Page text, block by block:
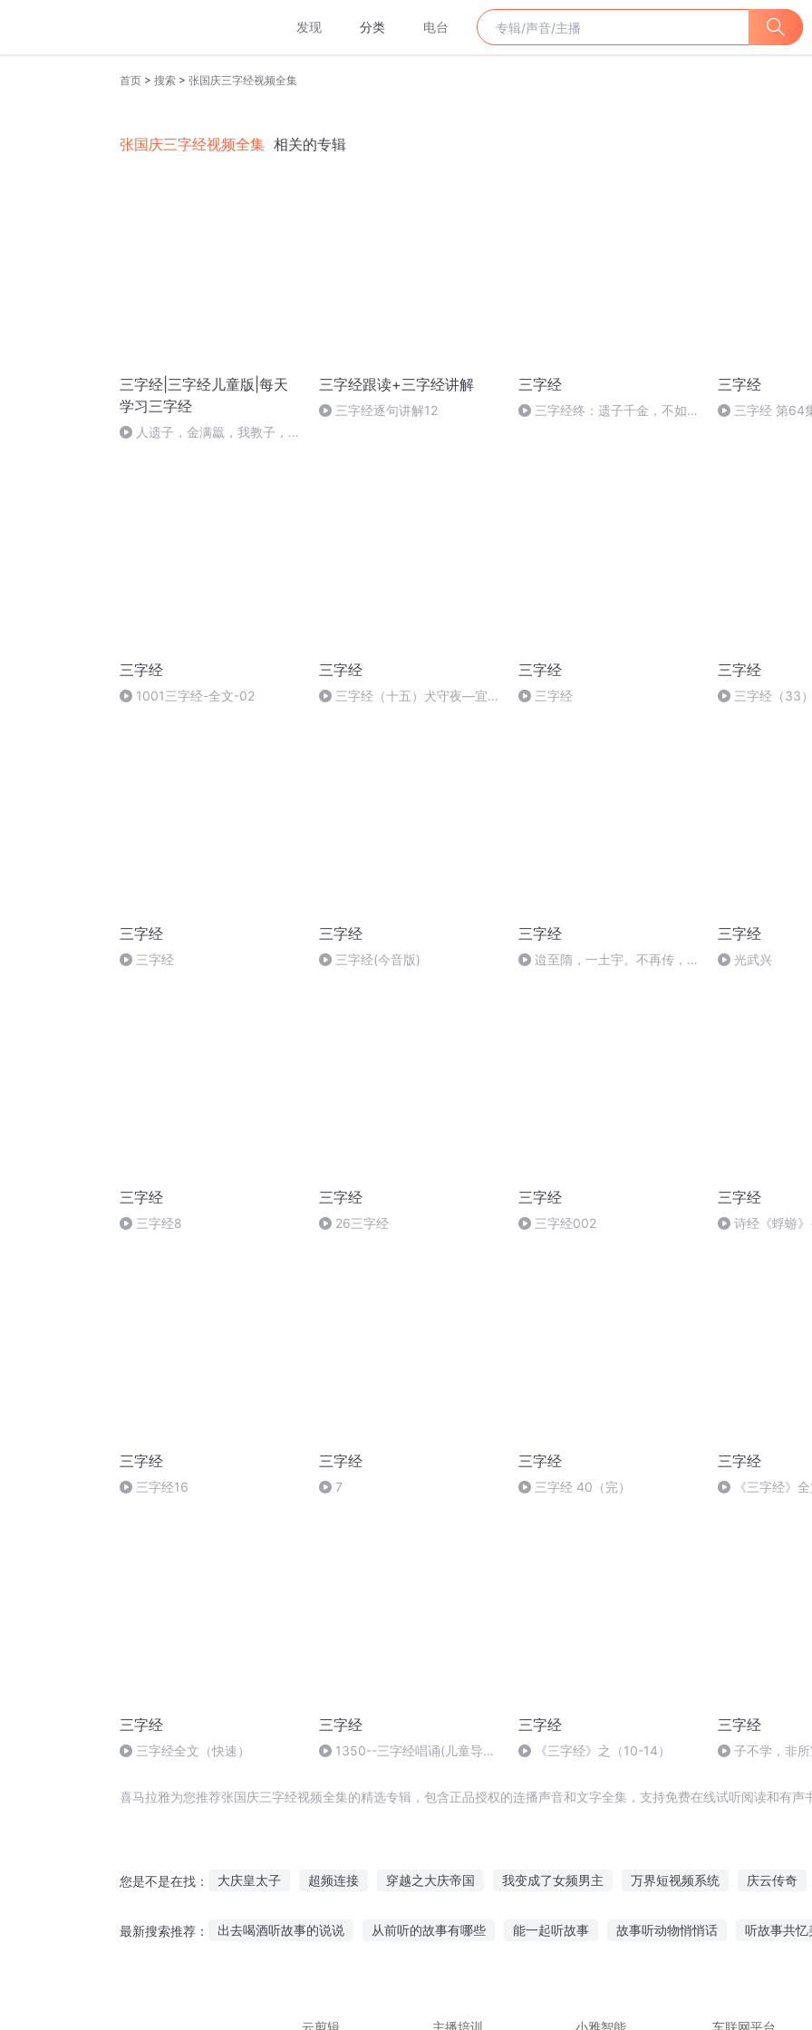
发现 分类 电台
首页 > 搜索 > 张国庆三字经视频全集
张国庆三字经视频全集 相关的专辑
三字经|三字经儿童版|每天
学习三字经
人遗子，金满籝，我教子，惟
三字经跟读+三字经讲解
三字经逐句讲解12
三字经
三字经终：遗子千金，不如一
三字经
三字经 第64
三字经
1001三字经-全文-02
三字经
三字经（十五）犬守夜—宜勉
三字经
三字经
三字经
三字经（33）
三字经
三字经
三字经
三字经(今音版)
三字经
迨至隋，一土宇。不再传，失
三字经
光武兴
三字经
三字经8
三字经
26三字经
三字经
三字经002
三字经
诗经《蜉蝣》
三字经
三字经16
三字经
7
三字经
三字经 40（完）
三字经
《三字经》
三字经
三字经全文（快速）
三字经
1350--三字经唱诵(儿童导读
三字经
《三字经》之（10-14）
三字经
子不学，非
喜马拉雅为您推荐张国庆三字经视频全集的精选专辑，包含正品授权的连播声音和文字全集，支持免费在线试听阅读和有声
您是不是在找： 大庆皇太子 超频连接 穿越之大庆帝国 我变成了女频男主 万界短视频系统 庆云传奇
最新搜索推荐： 出去喝酒听故事的说说 从前听的故事有哪些 能一起听故事 故事听动物悄悄话 听故事共忆
云剪辑
主播培训 小雅智能 车联网平台